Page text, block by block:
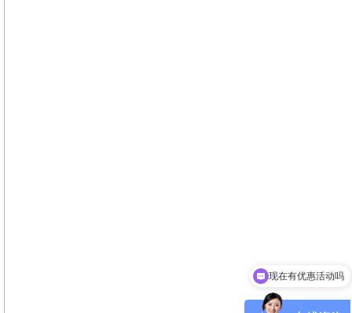
可以介绍下你们的产品么